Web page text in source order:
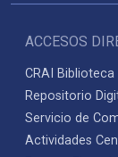
ACCESOS
CRAI Biblioteca
Repositorio
Servicio de
Actividades